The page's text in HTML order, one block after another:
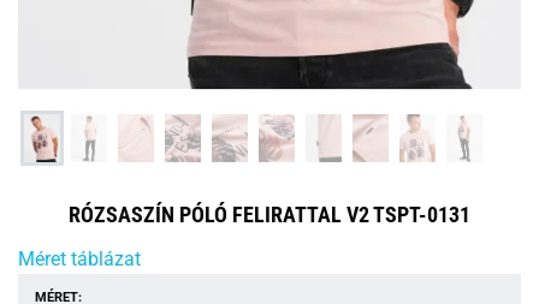
RÓZSASZÍN PÓLÓ FELIRATTAL V2 TSPT-0131
Méret táblázat
MÉRET: